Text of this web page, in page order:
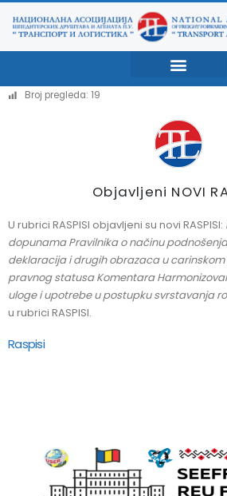
Broj pregleda: 19
Objavljeni NOVI
U rubrici RASPISI objavljeni su novi RASPISI:
dopunama Pravilnika o načinu
deklaracija i drugih obrazaca u
pravnog statusa Komentara
uloge i upotrebe u postupku svrstavanja
u rubrici RASPISI.
Raspisi
UC – 03.08.2026.
UC – 30.07.2026.
članice nacionalne asocijacije
Novi
Nova
Nova
Novi
Novi